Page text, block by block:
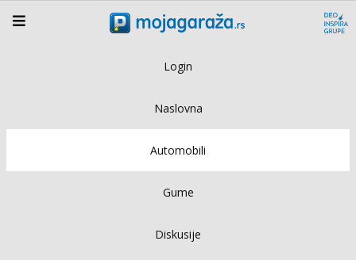
Login
Naslovna
Automobili
Gume
Diskusije